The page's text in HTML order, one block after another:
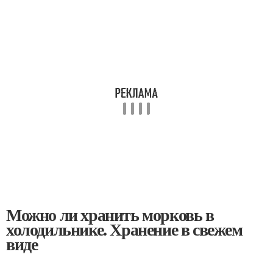
Можно ли хранить морковь в
холодильнике. Хранение в свежем
виде